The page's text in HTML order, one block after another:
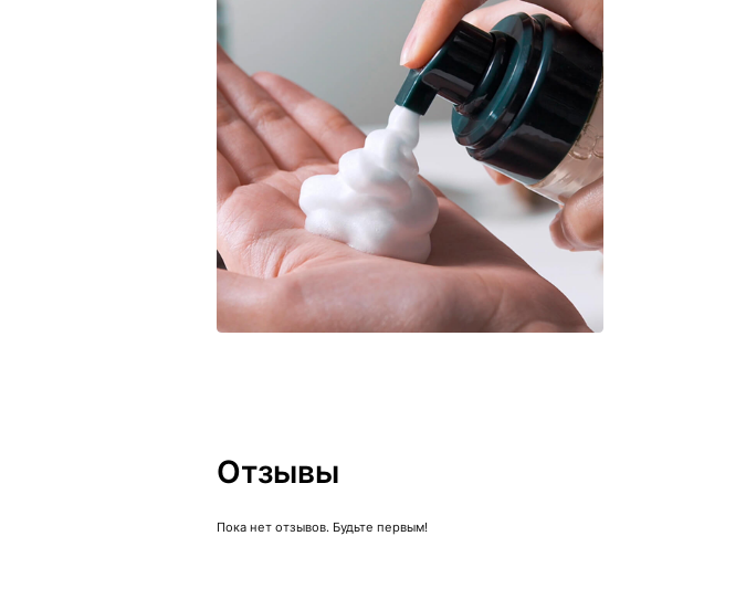
Отзывы
Пока нет отзывов. Будьте первым!